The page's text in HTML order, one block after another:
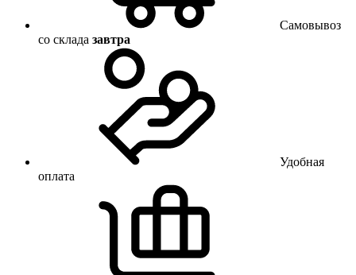
Самовывоз
со склада завтра
Удобная
оплата